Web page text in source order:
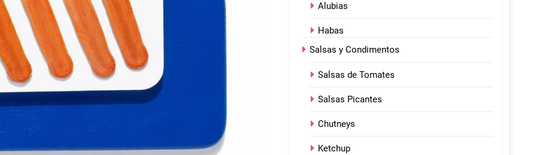
Alubias
Habas
Salsas y Condimentos
Salsas de Tomates
Salsas Picantes
Chutneys
Ketchup